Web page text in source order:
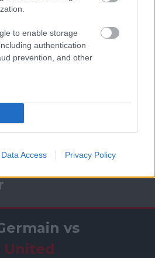
to enable storage
authentication
prevention, and other
Data Access Privacy Policy
vs
United